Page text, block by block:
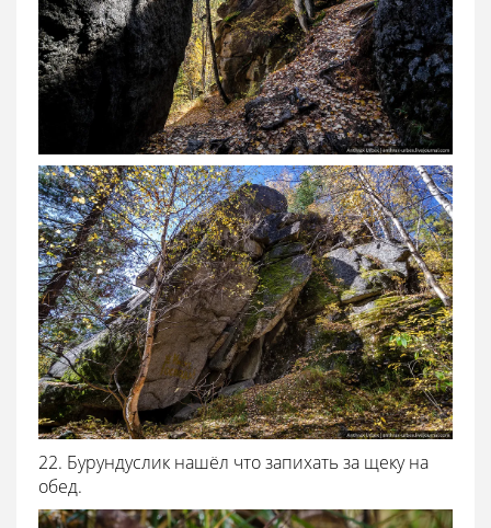
22. Бурундуслик нашёл что запихать за щеку на
обед.